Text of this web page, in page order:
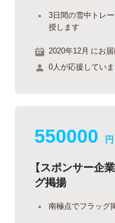
3日間の雪中トレ
授します
2020年12月 にお届
0人が応援していま
550000 円
【スポンサー企
グ掲揚
南極点でフラッグ